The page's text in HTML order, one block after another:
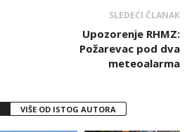
SLEDEĆI ČLANAK
Upozorenje RHMZ:
Požarevac pod dva
meteoalarma
VIŠE OD ISTOG AUTORA